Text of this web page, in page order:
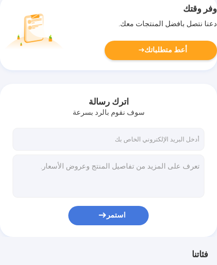
وفر وقتك
دعنا نتصل بأفضل المنتجات معك.
أعط متطلباتك
اترك رسالة
سوف نقوم بالرد بسرعة
استمر
فئاتنا